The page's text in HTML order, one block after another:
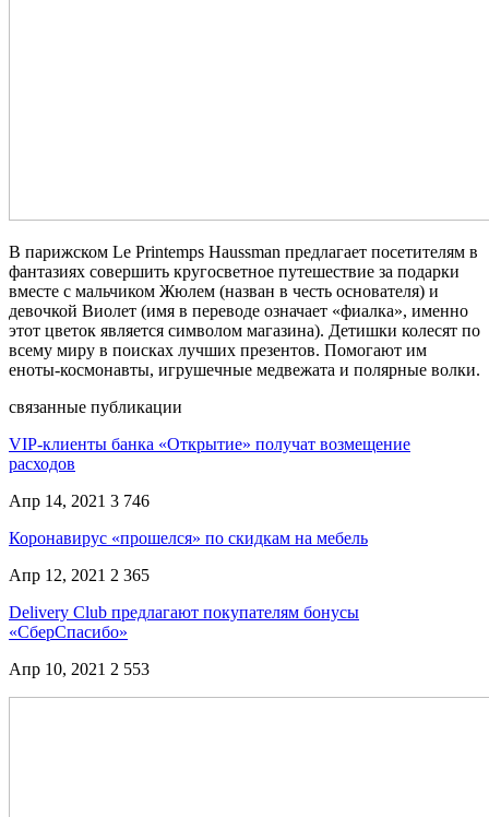
В парижском Le Printemps Haussman предлагает посетителям в
фантазиях совершить кругосветное путешествие за подарки
вместе с мальчиком Жюлем (назван в честь основателя) и
девочкой Виолет (имя в переводе означает «фиалка», именно
этот цветок является символом магазина). Детишки колесят по
всему миру в поисках лучших презентов. Помогают им
еноты-космонавты, игрушечные медвежата и полярные волки.
связанные публикации
VIP-клиенты банка «Открытие» получат возмещение
расходов
Апр 14, 2021 3 746
Коронавирус «прошелся» по скидкам на мебель
Апр 12, 2021 2 365
Delivery Club предлагают покупателям бонусы
«СберСпасибо»
Апр 10, 2021 2 553